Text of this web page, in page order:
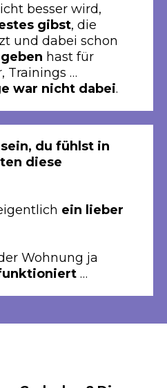
besser wird,
gibst, die
und dabei schon
hast für
Trainings …
war nicht dabei.
du fühlst in
diese
ein lieber
Wohnung ja
…